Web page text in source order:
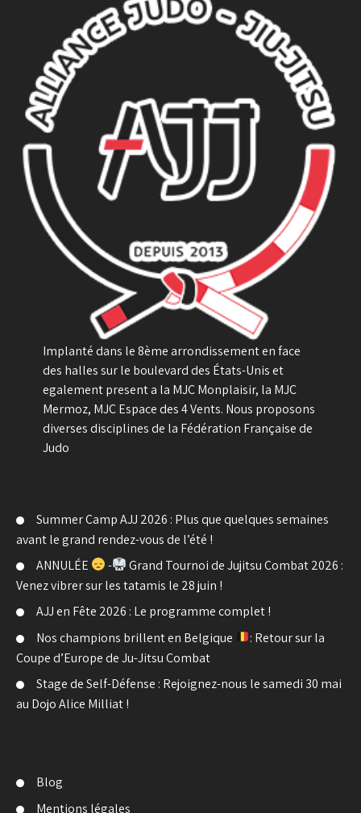
Implanté dans le 8ème arrondissement en face
des halles sur le boulevard des États-Unis et
egalement present a la MJC Monplaisir, la MJC
Mermoz, MJC Espace des 4 Vents. Nous proposons
diverses disciplines de la Fédération Française de
Judo
Summer Camp AJJ 2026 : Plus que quelques semaines
avant le grand rendez-vous de l’été !
ANNULÉE
-
Grand Tournoi de Jujitsu Combat 2026 :
Venez vibrer sur les tatamis le 28 juin !
AJJ en Fête 2026 : Le programme complet !
Nos champions brillent en Belgique
: Retour sur la
Coupe d’Europe de Ju-Jitsu Combat
Stage de Self-Défense : Rejoignez-nous le samedi 30 mai
au Dojo Alice Milliat !
Blog
Mentions légales